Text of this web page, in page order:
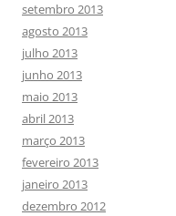
setembro 2013
agosto 2013
julho 2013
junho 2013
maio 2013
abril 2013
março 2013
fevereiro 2013
janeiro 2013
dezembro 2012